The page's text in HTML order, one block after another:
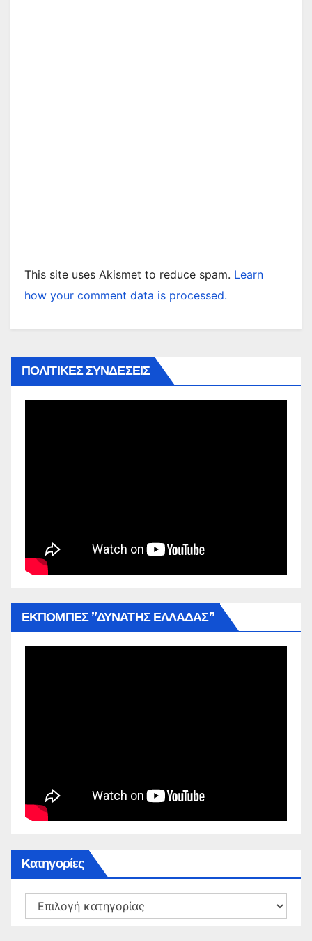
This site uses Akismet to reduce spam. Learn
how your comment data is processed.
ΠΟΛΙΤΙΚΕΣ ΣΥΝΔΕΣΕΙΣ
ΕΚΠΟΜΠΕΣ ”ΔΥΝΑΤΗΣ ΕΛΛΑΔΑΣ”
Kατηγορίες
Kατηγορίες